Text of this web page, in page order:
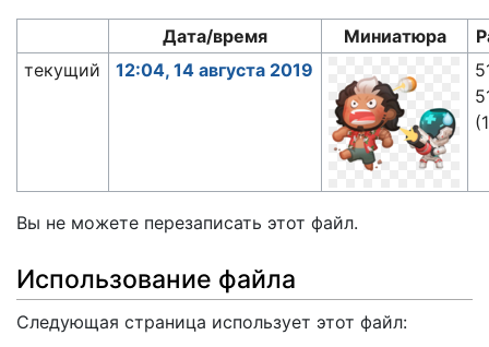
Дата/время Миниатюра
текущий
12:04, 14 августа 2019
Вы не можете перезаписать этот файл.
Использование файла
Следующая страница использует этот файл: